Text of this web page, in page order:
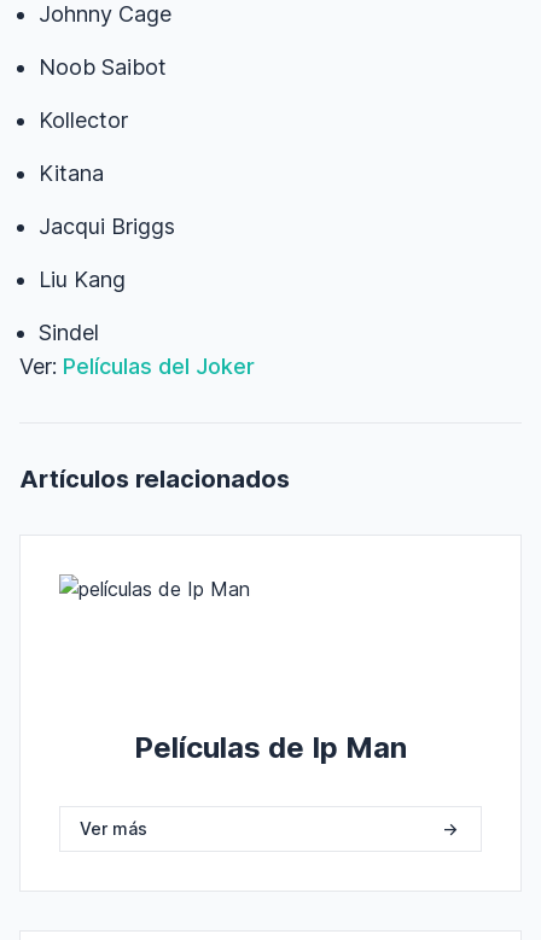
Johnny Cage
Noob Saibot
Kollector
Kitana
Jacqui Briggs
Liu Kang
Sindel
Ver: Películas del Joker
Artículos relacionados
Películas de Ip Man
Ver más ->